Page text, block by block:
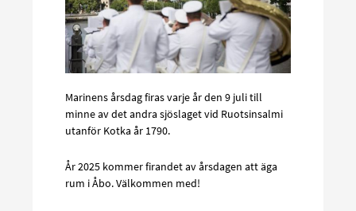
Marinens årsdag firas varje år den 9 juli till
minne av det andra sjöslaget vid Ruotsinsalmi
utanför Kotka år 1790.
År 2025 kommer firandet av årsdagen att äga
rum i Åbo. Välkommen med!